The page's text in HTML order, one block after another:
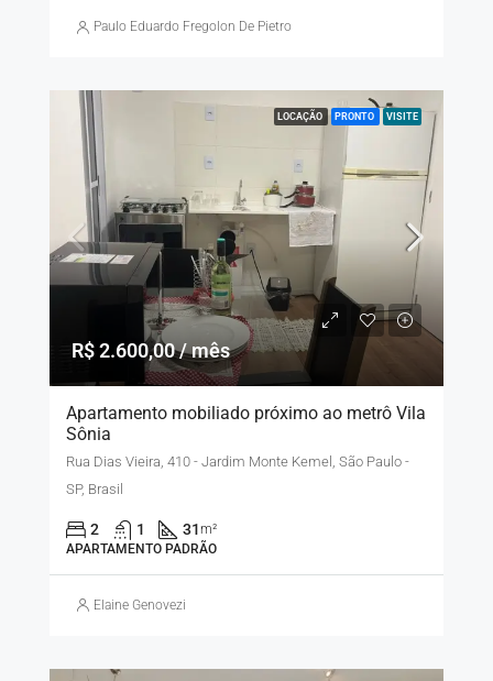
Paulo Eduardo Fregolon De Pietro
LOCAÇÃO PRONTO VISITE
R$ 2.600,00 / mês
Apartamento mobiliado próximo ao metrô Vila
Sônia
Rua Dias Vieira, 410 - Jardim Monte Kemel, São Paulo -
SP, Brasil
2 1 31m²
APARTAMENTO PADRÃO
Elaine Genovezi